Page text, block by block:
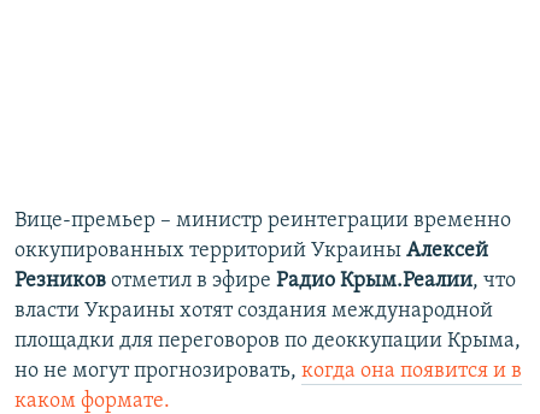
Вице-премьер – министр реинтеграции временно
оккупированных территорий Украины Алексей
Резников отметил в эфире Радио Крым.Реалии, что
власти Украины хотят создания международной
площадки для переговоров по деоккупации Крыма,
но не могут прогнозировать, когда она появится и в
каком формате.​